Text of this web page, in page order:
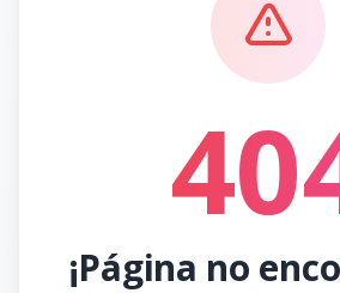
¡Página no